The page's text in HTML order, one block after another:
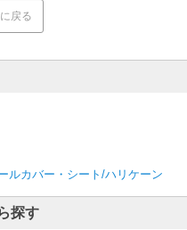
戻る
ルカバー・シート/ハリケーン
探す